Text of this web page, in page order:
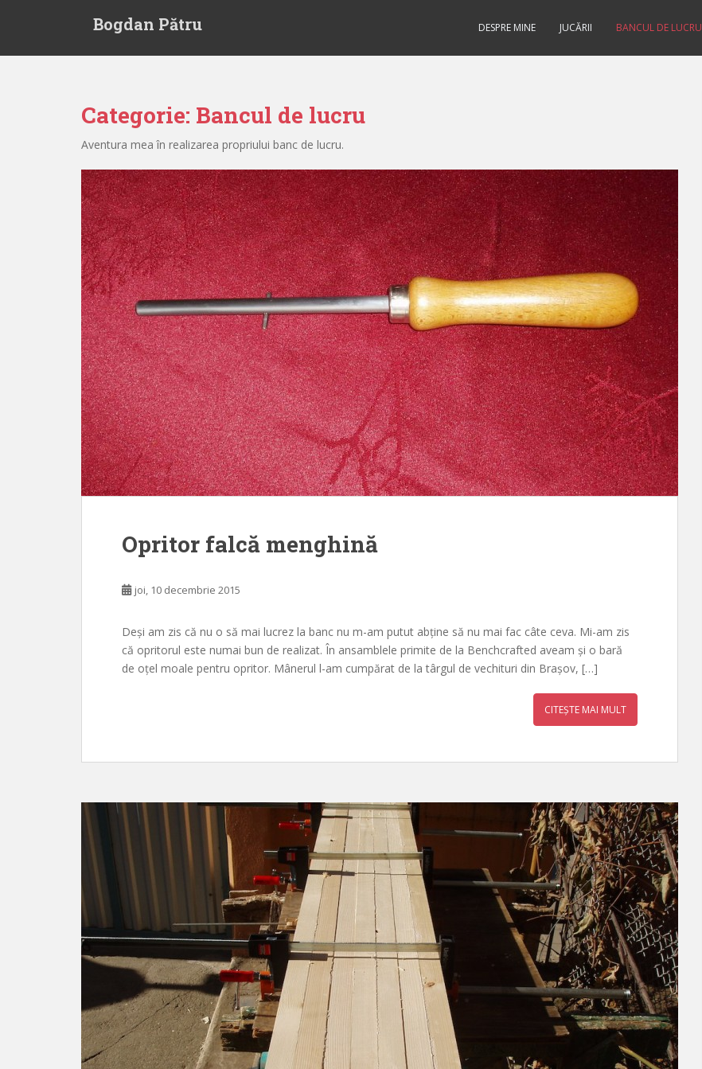
Bogdan Pătru DESPRE MINE JUCĂRII BANCUL DE LUCRU
Categorie: Bancul de lucru
Aventura mea în realizarea propriului banc de lucru.
Opritor falcă menghină
joi, 10 decembrie 2015
Deși am zis că nu o să mai lucrez la banc nu m-am putut abține să nu mai fac câte ceva. Mi-am zis
că opritorul este numai bun de realizat. În ansamblele primite de la Benchcrafted aveam și o bară
de oțel moale pentru opritor. Mânerul l-am cumpărat de la târgul de vechituri din Brașov, […]
CITEȘTE MAI MULT